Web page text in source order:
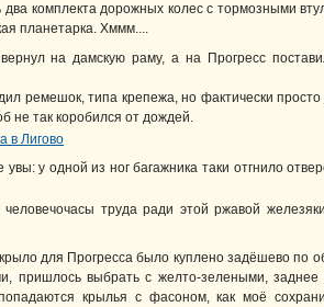
два комплекта дорожных колес с тормозными
планетарка. Хммм....
на дамскую раму, а на Прогресс
ремешок, типа крепежа, но фактически просто
не так коробился от дождей.
у одной из ног багажника таки отгнило
человечочасы труда ради этой ржавой
для Прогресса было куплено задёшево по
пришлось выбрать с желто-зелеными, заднее
крылья с фасоном, как моё